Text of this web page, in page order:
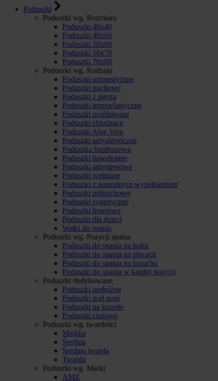
Poduszki
Poduszki wg. Rozmiaru
Poduszki 40x40
Poduszki 40x60
Poduszki 50x60
Poduszki 50x70
Poduszki 70x80
Poduszki wg. Rodzaju
Poduszki ortopedyczne
Poduszki puchowe
Poduszki z pierza
Poduszki termoelastyczne
Poduszki profilowane
Poduszki chłodzące
Poduszki Aloe Vera
Poduszki antyalergiczne
Poduszka bambusowa
Poduszki bawełniane
Poduszki antystresowe
Poduszki wełniane
Poduszki z naturalnym wypełnieniem
Poduszki półpuchowe
Poduszki syntetyczne
Poduszki hotelowe
Poduszki dla dzieci
Wałki do spania
Poduszki wg. Pozycji spania
Poduszki do spania na boku
Poduszki do spania na plecach
Poduszki do spania na brzuchu
Poduszki do spania w każdej pozycji
Poduszki dedykowane
Poduszki podróżne
Poduszki pod nogi
Poduszki na krzesło
Poduszki ciążowe
Poduszki wg. twardości
Miękka
Średnia
Średnio twarda
Twarda
Poduszki wg. Marki
AMZ